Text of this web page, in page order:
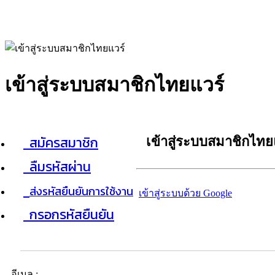
เข้าสู่ระบบสมาชิกไทยแวร์
สมัครสมาชิก
ลืมรหัสผ่าน
ส่งรหัสยืนยันการใช้งาน
กรอกรหัสยืนยัน
เข้าสู่ระบบสมาชิกไท
เข้าสู่ระบบด้วย Google